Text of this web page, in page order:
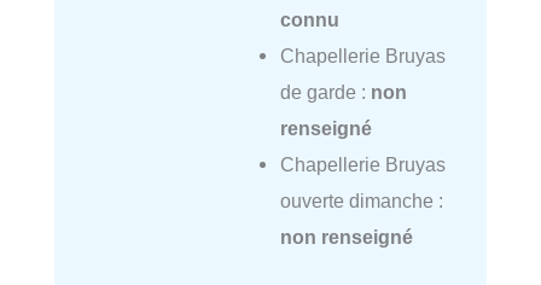
connu
Chapellerie Bruyas
de garde : non
renseigné
Chapellerie Bruyas
ouverte dimanche :
non renseigné